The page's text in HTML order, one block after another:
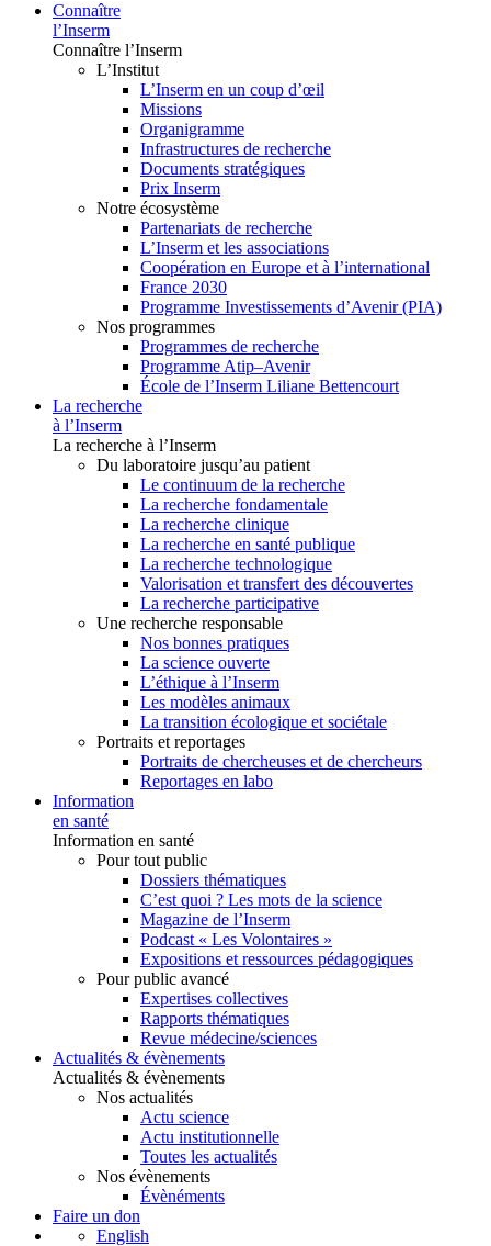
Connaître
l’Inserm
Connaître l’Inserm
L’Institut
L’Inserm en un coup d’œil
Missions
Organigramme
Infrastructures de recherche
Documents stratégiques
Prix Inserm
Notre écosystème
Partenariats de recherche
L’Inserm et les associations
Coopération en Europe et à l’international
France 2030
Programme Investissements d’Avenir (PIA)
Nos programmes
Programmes de recherche
Programme Atip–Avenir
École de l’Inserm Liliane Bettencourt
La recherche
à l’Inserm
La recherche à l’Inserm
Du laboratoire jusqu’au patient
Le continuum de la recherche
La recherche fondamentale
La recherche clinique
La recherche en santé publique
La recherche technologique
Valorisation et transfert des découvertes
La recherche participative
Une recherche responsable
Nos bonnes pratiques
La science ouverte
L’éthique à l’Inserm
Les modèles animaux
La transition écologique et sociétale
Portraits et reportages
Portraits de chercheuses et de chercheurs
Reportages en labo
Information
en santé
Information en santé
Pour tout public
Dossiers thématiques
C’est quoi ? Les mots de la science
Magazine de l’Inserm
Podcast « Les Volontaires »
Expositions et ressources pédagogiques
Pour public avancé
Expertises collectives
Rapports thématiques
Revue médecine/sciences
Actualités & évènements
Actualités & évènements
Nos actualités
Actu science
Actu institutionnelle
Toutes les actualités
Nos évènements
Évènéments
Faire un don
English